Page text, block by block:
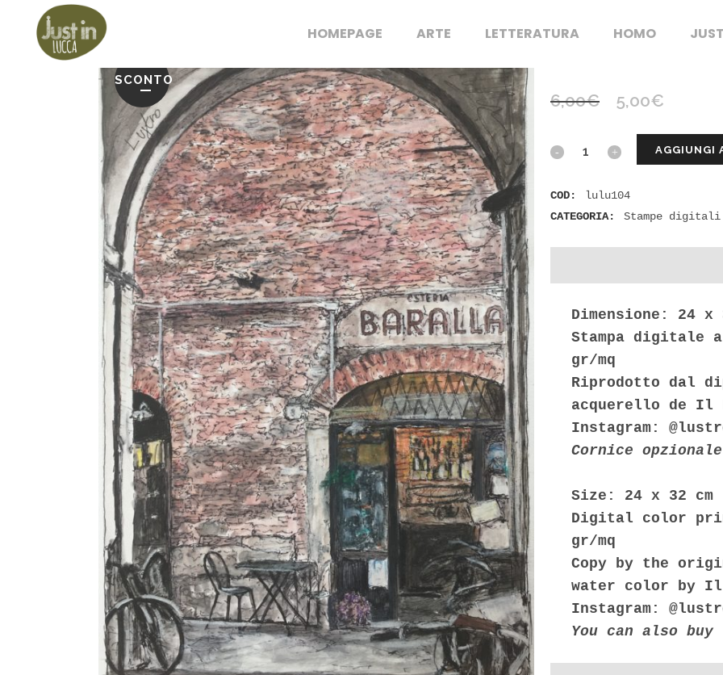
HOMEPAGE ARTE LETTERATURA HOMO
SCONTO
6,00€ 5,00€
AGGIUNGI
COD:
lulu104
CATEGORIA:
Stampe
Dimensione: 24 x
Stampa digitale
gr/mq
Riprodotto dal
acquerello de Il
Instagram:
Cornice
Size: 24 x 32 cm
Digital color
gr/mq
Copy by the
water color by
Instagram:
You can also